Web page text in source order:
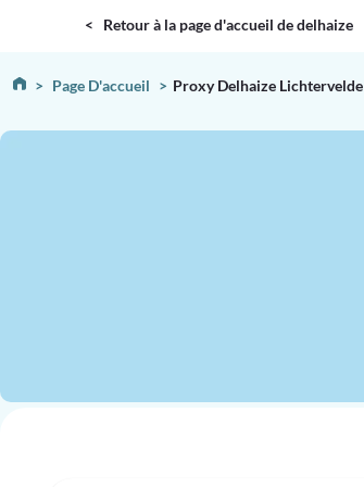
< Retour à la page d'accueil de delhaize
Page D'accueil Proxy Delhaize Lichtervelde